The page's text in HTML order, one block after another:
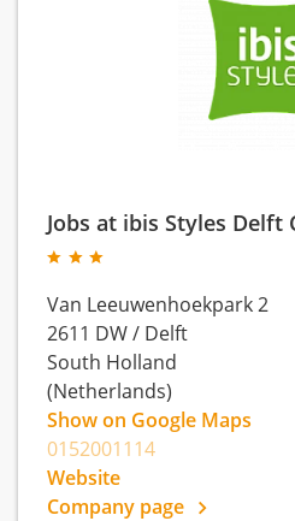
Jobs at ibis Styles Delft
Van Leeuwenhoekpark 2
2611 DW/ Delft
South Holland
(Netherlands)
Show on Google Maps
0152001114
Website
Company page